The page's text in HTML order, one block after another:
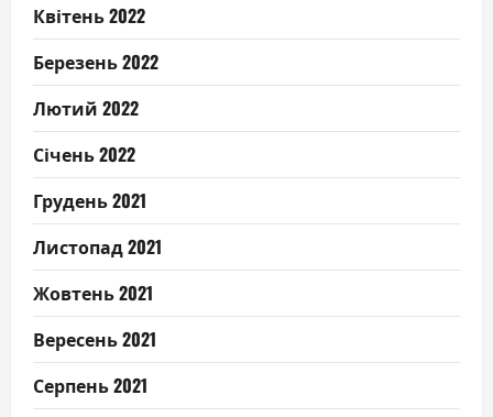
Квітень 2022
Березень 2022
Лютий 2022
Січень 2022
Грудень 2021
Листопад 2021
Жовтень 2021
Вересень 2021
Серпень 2021